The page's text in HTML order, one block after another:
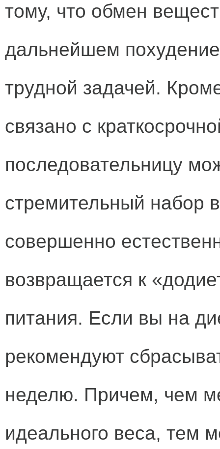
тому, что обмен
дальнейшем
трудной задачей.
связано с
последовательницу
стремительный набор
совершенно
возвращается к
питания. Если вы на
рекомендуют
неделю. Причем, чем
идеального веса, тем